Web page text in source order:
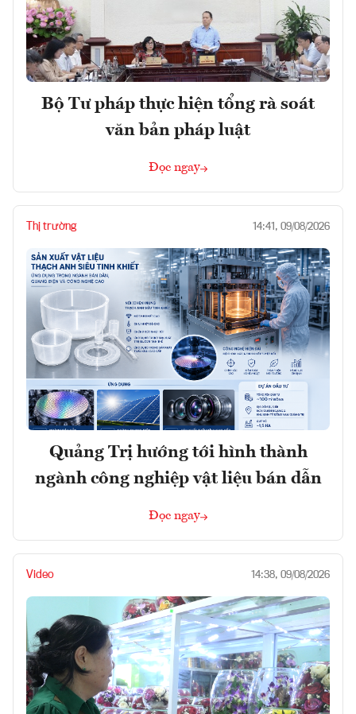
Bộ Tư pháp thực hiện tổng rà soát
văn bản pháp luật
Đọc ngay
Thị trường 14:41, 09/08/2026
Quảng Trị hướng tới hình thành
ngành công nghiệp vật liệu bán dẫn
Đọc ngay
Video 14:38, 09/08/2026